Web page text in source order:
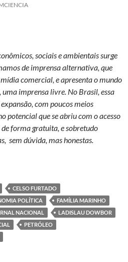
sociais e ambientais surge
de imprensa alternativa, que
comercial, e apresenta o mundo
imprensa livre. No Brasil, essa
com poucos meios
potencial que se abriu com o acesso
forma gratuita, e sobretudo
sem dúvida, mas honestas.
econômica: opacidade construída
CELSO FURTADO
POLÍTICA
FAMÍLIA MARINHO
NACIONAL
LADISLAU DOWBOR
PETRÓLEO